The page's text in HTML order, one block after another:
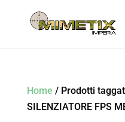
Home / Prodotti
SILENZIATORE FPS